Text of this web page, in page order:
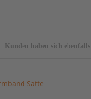
Kunden haben sich ebenfalls